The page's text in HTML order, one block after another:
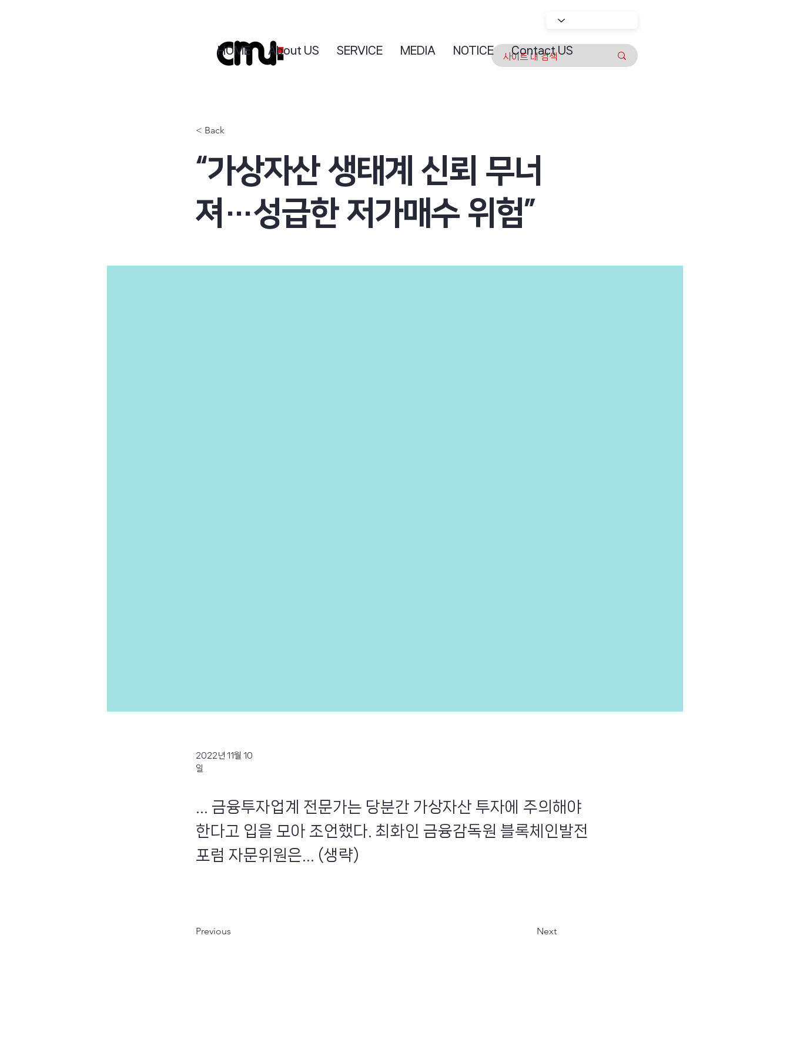
HOME About US SERVICE MEDIA NOTICE Contact US
< Back
“가상자산 생태계 신뢰 무너
져…성급한 저가매수 위험”
2022년 11월 10
일
... 금융투자업계 전문가는 당분간 가상자산 투자에 주의해야
한다고 입을 모아 조언했다. 최화인 금융감독원 블록체인발전
포럼 자문위원은... (생략)
Previous Next